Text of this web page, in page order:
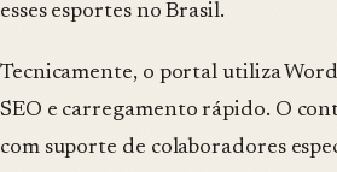
esses esportes no Brasil.
Tecnicamente, o portal utiliza
SEO e carregamento rápido. O
com suporte de colaboradores